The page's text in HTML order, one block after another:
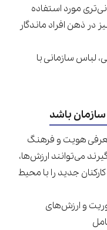
مورد استفاده
در ذهن افراد ماندگار
لباس سازمانی با
باشد
هویت و فرهنگ
می‌توانند ارزش‌ها،
جدید را با محیط
و ارزش‌های